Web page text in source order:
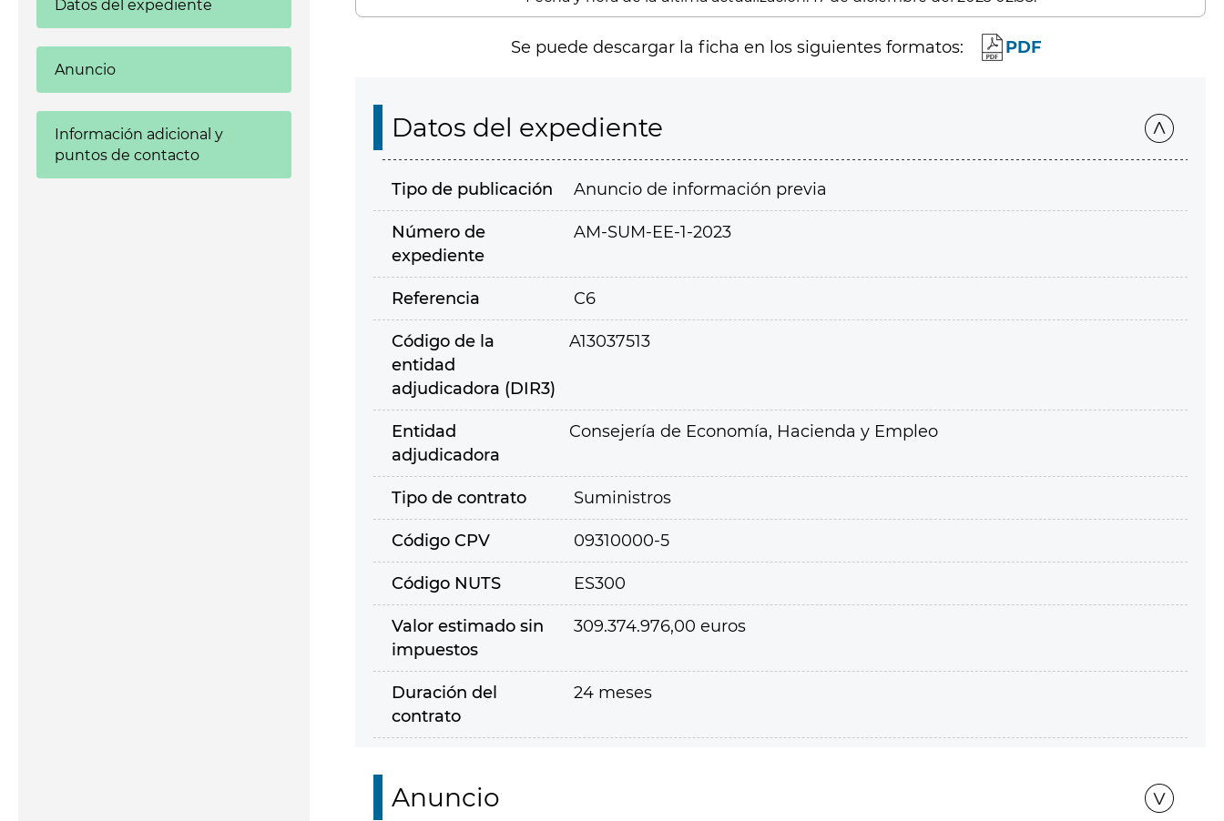
Datos del expediente
Anuncio
Información adicional y
puntos de contacto
Se puede descargar la ficha en los siguientes formatos: PDF
Datos del expediente
Tipo de publicación Anuncio de información previa
Número de
expediente
AM-SUM-EE-1-2023
Referencia C6
Código de la
entidad
adjudicadora (DIR3)
A13037513
Entidad
adjudicadora
Consejería de Economía, Hacienda y Empleo
Tipo de contrato Suministros
Código CPV 09310000-5
Código NUTS ES300
Valor estimado sin
impuestos
309.374.976,00 euros
Duración del
contrato
24 meses
Anuncio